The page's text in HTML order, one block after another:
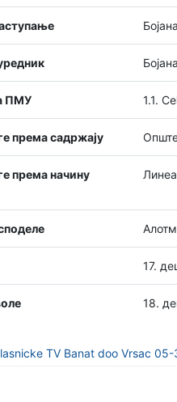
ПМУ 1.1.
према садржају
према начину
17.
18.
TV Banat doo Vrsac